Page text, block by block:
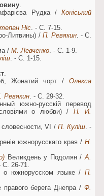
Рудка /Коніський
Ніс . - С. 7-15.
Литвины) / П. Ревякин. - С.
/ М. Левченко . - С. 1-9.
. - С. 1-15.
Жонатий чорт / Олекса
Ревякин . - С. 29-32.
южно-русскій перевод
о любви) / Н. И.
словесности, VI /П. Куліш. -
южнорусскаго края / Н.
Великдень у Подолян /А.
- С. 26-71.
о южнорусском языке / П.
правого берега Днепра / Ф.